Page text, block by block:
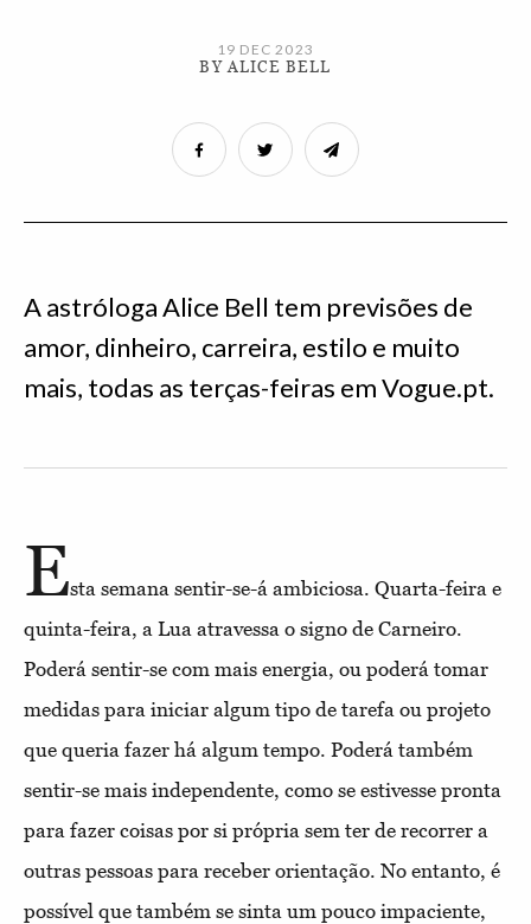
19 DEC 2023
BY ALICE BELL
A astróloga Alice Bell tem previsões de
amor, dinheiro, carreira, estilo e muito
mais, todas as terças-feiras em Vogue.pt.
Esta semana sentir-se-á ambiciosa. Quarta-feira e
quinta-feira, a Lua atravessa o signo de Carneiro.
Poderá sentir-se com mais energia, ou poderá tomar
medidas para iniciar algum tipo de tarefa ou projeto
que queria fazer há algum tempo. Poderá também
sentir-se mais independente, como se estivesse pronta
para fazer coisas por si própria sem ter de recorrer a
outras pessoas para receber orientação. No entanto, é
possível que também se sinta um pouco impaciente,